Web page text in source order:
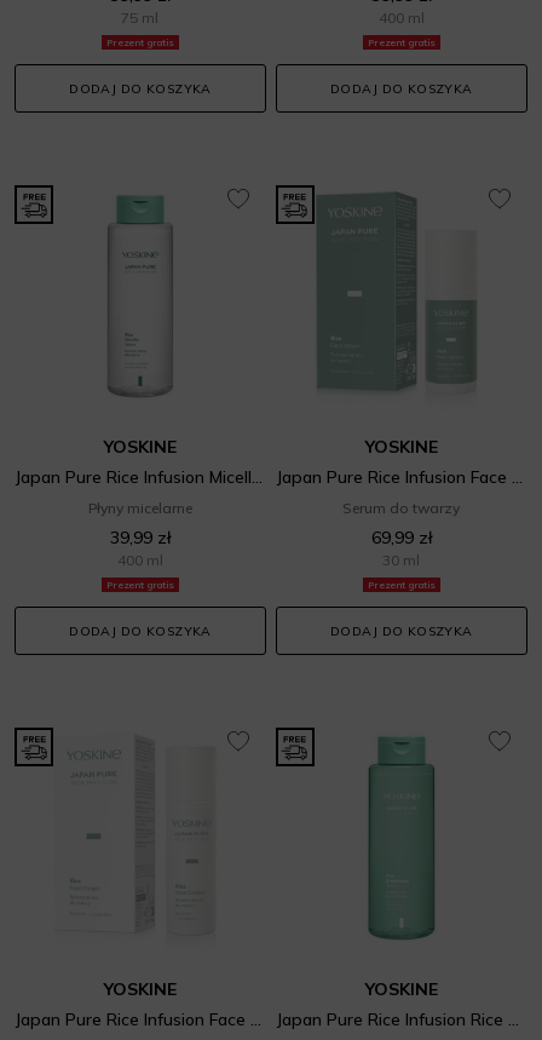
Prezent gratis
75 ml
DODAJ DO KOSZYKA
Prezent gratis
400 ml
DODAJ DO KOSZYKA
Prezent gratis
YOSKINE
Japan Pure Rice Infusion Micellar Water
Płyny micelarne
39,99 zł
400 ml
DODAJ DO KOSZYKA
Prezent gratis
YOSKINE
Japan Pure Rice Infusion Face Serum
Serum do twarzy
69,99 zł
30 ml
DODAJ DO KOSZYKA
YOSKINE
Japan Pure Rice Infusion Face Cream
YOSKINE
Japan Pure Rice Infusion Rice Brightening Toner